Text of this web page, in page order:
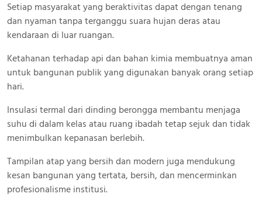
Setiap masyarakat yang beraktivitas dapat dengan tenang
dan nyaman tanpa terganggu suara hujan deras atau
kendaraan di luar ruangan.
Ketahanan terhadap api dan bahan kimia membuatnya aman
untuk bangunan publik yang digunakan banyak orang setiap
hari.
Insulasi termal dari dinding berongga membantu menjaga
suhu di dalam kelas atau ruang ibadah tetap sejuk dan tidak
menimbulkan kepanasan berlebih.
Tampilan atap yang bersih dan modern juga mendukung
kesan bangunan yang tertata, bersih, dan mencerminkan
profesionalisme institusi.